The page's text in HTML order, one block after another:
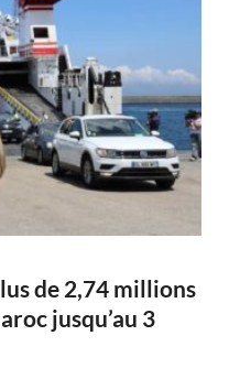
de 2,74 millions
jusqu’au 3